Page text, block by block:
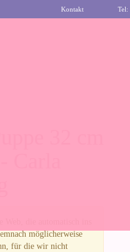
Kontakt Tel:
möglicherweise
für die wir nicht